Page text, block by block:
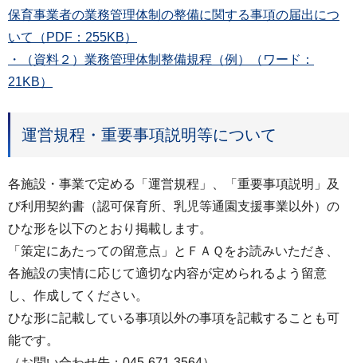
保育事業者の業務管理体制の整備に関する事項の届出につ
いて（PDF：255KB）
・（資料２）業務管理体制整備規程（例）（ワード：
21KB）
運営規程・重要事項説明等について
各施設・事業で定める「運営規程」、「重要事項説明」及
び利用契約書（認可保育所、乳児等通園支援事業以外）の
ひな形を以下のとおり掲載します。
「策定にあたっての留意点」とＦＡＱをお読みいただき、
各施設の実情に応じて適切な内容が定められるよう留意
し、作成してください。
ひな形に記載している事項以外の事項を記載することも可
能です。